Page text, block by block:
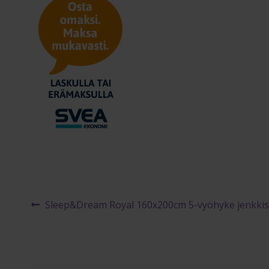
Artikkelien
Edellinen
Sleep&Dream Royal 160x200cm 5-vyöhyke